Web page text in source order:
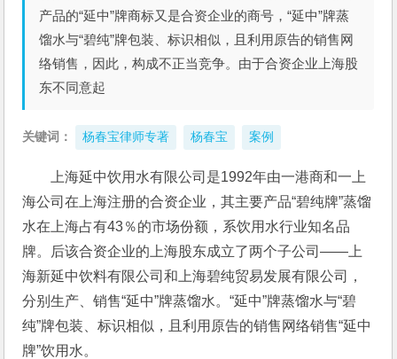
产品的“延中”牌商标又是合资企业的商号，“延中”牌蒸
馏水与“碧纯”牌包装、标识相似，且利用原告的销售网
络销售，因此，构成不正当竞争。由于合资企业上海股
东不同意起
关键词： 杨春宝律师专著 杨春宝 案例
上海延中饮用水有限公司是1992年由一港商和一上
海公司在上海注册的合资企业，其主要产品“碧纯牌”蒸馏
水在上海占有43％的市场份额，系饮用水行业知名品
牌。后该合资企业的上海股东成立了两个子公司——上
海新延中饮料有限公司和上海碧纯贸易发展有限公司，
分别生产、销售“延中”牌蒸馏水。“延中”牌蒸馏水与“碧
纯”牌包装、标识相似，且利用原告的销售网络销售“延中
牌”饮用水。